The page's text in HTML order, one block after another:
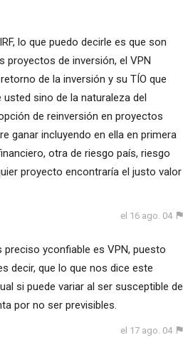
lo que puedo decirle es que son
proyectos de inversión, el VPN
de la inversión y su TÍO que
sino de la naturaleza del
de reinversión en proyectos
ganar incluyendo en ella en primera
otra de riesgo país, riesgo
proyecto encontraría el justo valor
el 16 ago. 04
yconfiable es VPN, puesto
decir, que lo que nos dice este
si puede variar al ser susceptible de
por no ser previsibles.
el 17 ago. 04